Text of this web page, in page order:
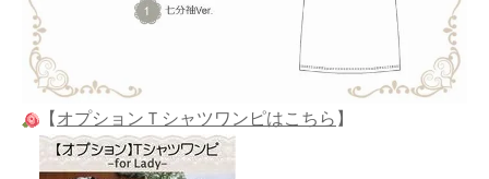
【 オプションＴシャツワンピはこちら 】